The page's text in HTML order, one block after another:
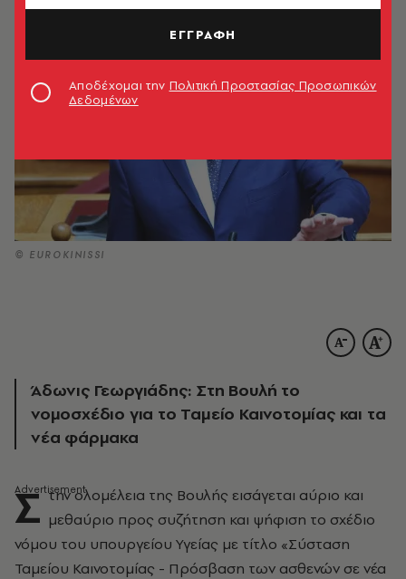
© EUROKINISSI
Άδωνις Γεωργιάδης: Στη Βουλή το
νομοσχέδιο για το Ταμείο Καινοτομίας και τα
νέα φάρμακα
Σ την ολομέλεια της Βουλής εισάγεται αύριο και
μεθαύριο προς συζήτηση και ψήφιση το σχέδιο
νόμου του υπουργείου Υγείας με τίτλο «Σύσταση
Ταμείου Καινοτομίας - Πρόσβαση των ασθενών σε νέα
ΕΓΓΡΑΦΗ
Αποδέχομαι την Πολιτική Προστασίας Προσωπικών
Δεδομένων